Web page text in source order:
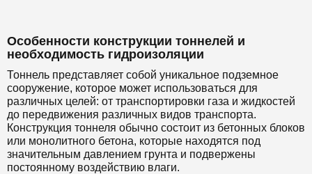
Особенности конструкции тоннелей и
необходимость гидроизоляции
Тоннель представляет собой уникальное подземное
сооружение, которое может использоваться для
различных целей: от транспортировки газа и жидкостей
до передвижения различных видов транспорта.
Конструкция тоннеля обычно состоит из бетонных блоков
или монолитного бетона, которые находятся под
значительным давлением грунта и подвержены
постоянному воздействию влаги.